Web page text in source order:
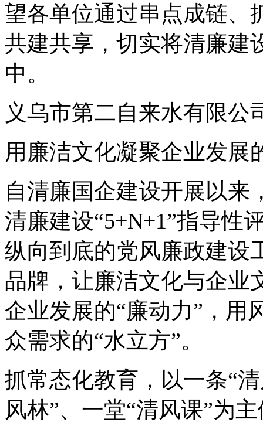
望各单位通过串点成链、
共建共享，切实将清廉建
中。
义乌市第二自来水有限公
用廉洁文化凝聚企业发展
自清廉国企建设开展以来
清廉建设“5+N+1”指导性
纵向到底的党风廉政建设
品牌，让廉洁文化与企业
企业发展的“廉动力”，用
众需求的“水立方”。
抓常态化教育，以一条“
风林”、一堂“清风课”为